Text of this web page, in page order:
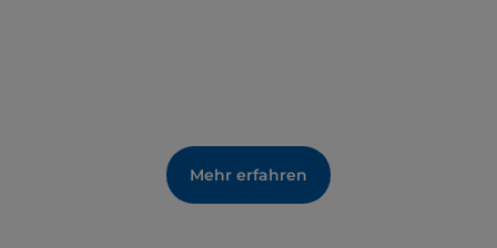
Mehr erfahren